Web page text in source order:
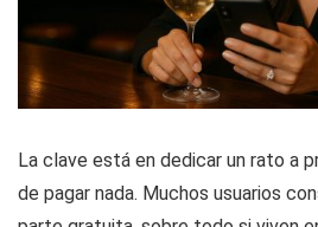
La clave está en dedicar un rato a
de pagar nada. Muchos usuarios